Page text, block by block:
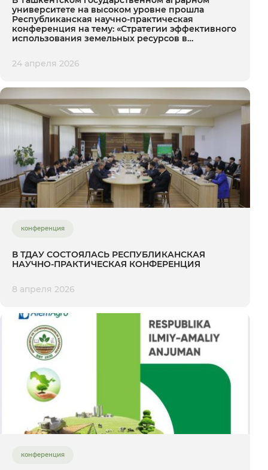
университете на высоком уровне прошла
Республиканская научно-практическая
конференция на тему: «Стратегии эффективного
использования земельных ресурсов в
24 апреля 2026
конференция
В ТДАУ СОСТОЯЛАСЬ РЕСПУБЛИКАНСКАЯ
НАУЧНО-ПРАКТИЧЕСКАЯ КОНФЕРЕНЦИЯ
8 апреля 2026
конференция